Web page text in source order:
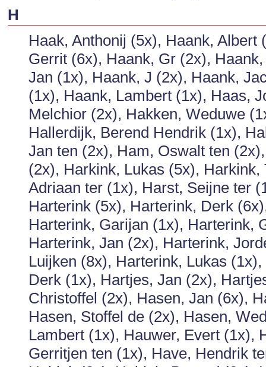
H
Haak, Anthonij (5x), Haank,
Gerrit (6x), Haank, Gr (2x),
Jan (1x), Haank, J (2x), Haank,
(1x), Haank, Lambert (1x), Haas,
Melchior (2x), Hakken, Weduwe
Hallerdijk, Berend Hendrik (1x),
Jan ten (2x), Ham, Oswalt ten
(2x), Harkink, Lukas (5x),
Adriaan ter (1x), Harst, Seijne ter
Harterink (5x), Harterink, Derk
Harterink, Garijan (1x), Harterink,
Harterink, Jan (2x), Harterink,
Luijken (8x), Harterink, Lukas
Derk (1x), Hartjes, Jan (2x),
Christoffel (2x), Hasen, Jan (6x),
Hasen, Stoffel de (2x), Hasen,
Lambert (1x), Hauwer, Evert (1x),
Gerritjen ten (1x), Have, Hendrik